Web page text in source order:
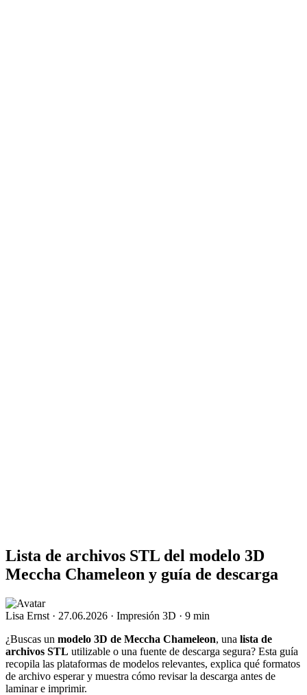
Lista de archivos STL del modelo 3D
Meccha Chameleon y guía de descarga
Lisa Ernst · 27.06.2026 · Impresión 3D · 9 min
¿Buscas un modelo 3D de Meccha Chameleon, una lista de
archivos STL utilizable o una fuente de descarga segura? Esta guía
recopila las plataformas de modelos relevantes, explica qué formatos
de archivo esperar y muestra cómo revisar la descarga antes de
laminar e imprimir.